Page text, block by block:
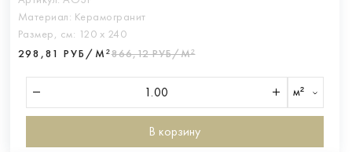
Материал: Керамогранит
Размер, см: 120 х 240
298,81 РУБ/М²866,12 РУБ/М²
м²
В корзину